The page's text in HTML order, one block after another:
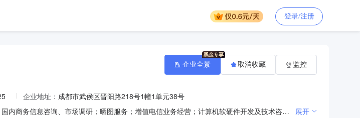
登录/注册
企业地址： 成都市武侯区晋阳路218号1幢1单元38号
组织文化艺术交流活动（演出、棋牌除外）；展览展示服务；国内商务信息咨询、市场调研；晒图服务；增值电信业务经营；计算机软硬件开发及技术咨询；计算机系统集成；销售：计算机及辅助设备、办公设备、通信设备、电子产品；计算机上门维修服务；商务信息咨询。（依法须经批准的项目，经相关部门批准后方可开展经营活动） 展开
企业全景 取消收藏 监控